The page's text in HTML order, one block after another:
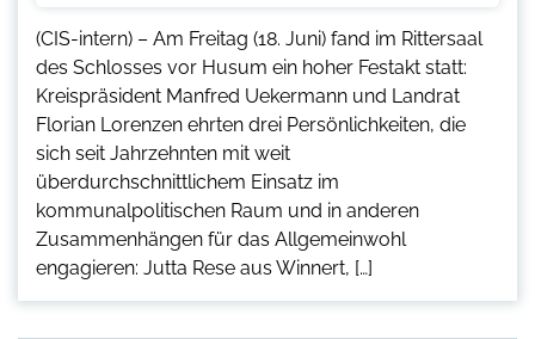
(CIS-intern) – Am Freitag (18. Juni) fand im Rittersaal
des Schlosses vor Husum ein hoher Festakt statt:
Kreispräsident Manfred Uekermann und Landrat
Florian Lorenzen ehrten drei Persönlichkeiten, die
sich seit Jahrzehnten mit weit
überdurchschnittlichem Einsatz im
kommunalpolitischen Raum und in anderen
Zusammenhängen für das Allgemeinwohl
engagieren: Jutta Rese aus Winnert, […]